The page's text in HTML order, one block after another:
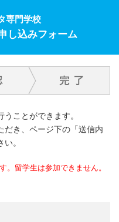
専門学校
し込みフォーム
ことができます。
だき、ページ下の「送信内
。
留学生は参加できません。